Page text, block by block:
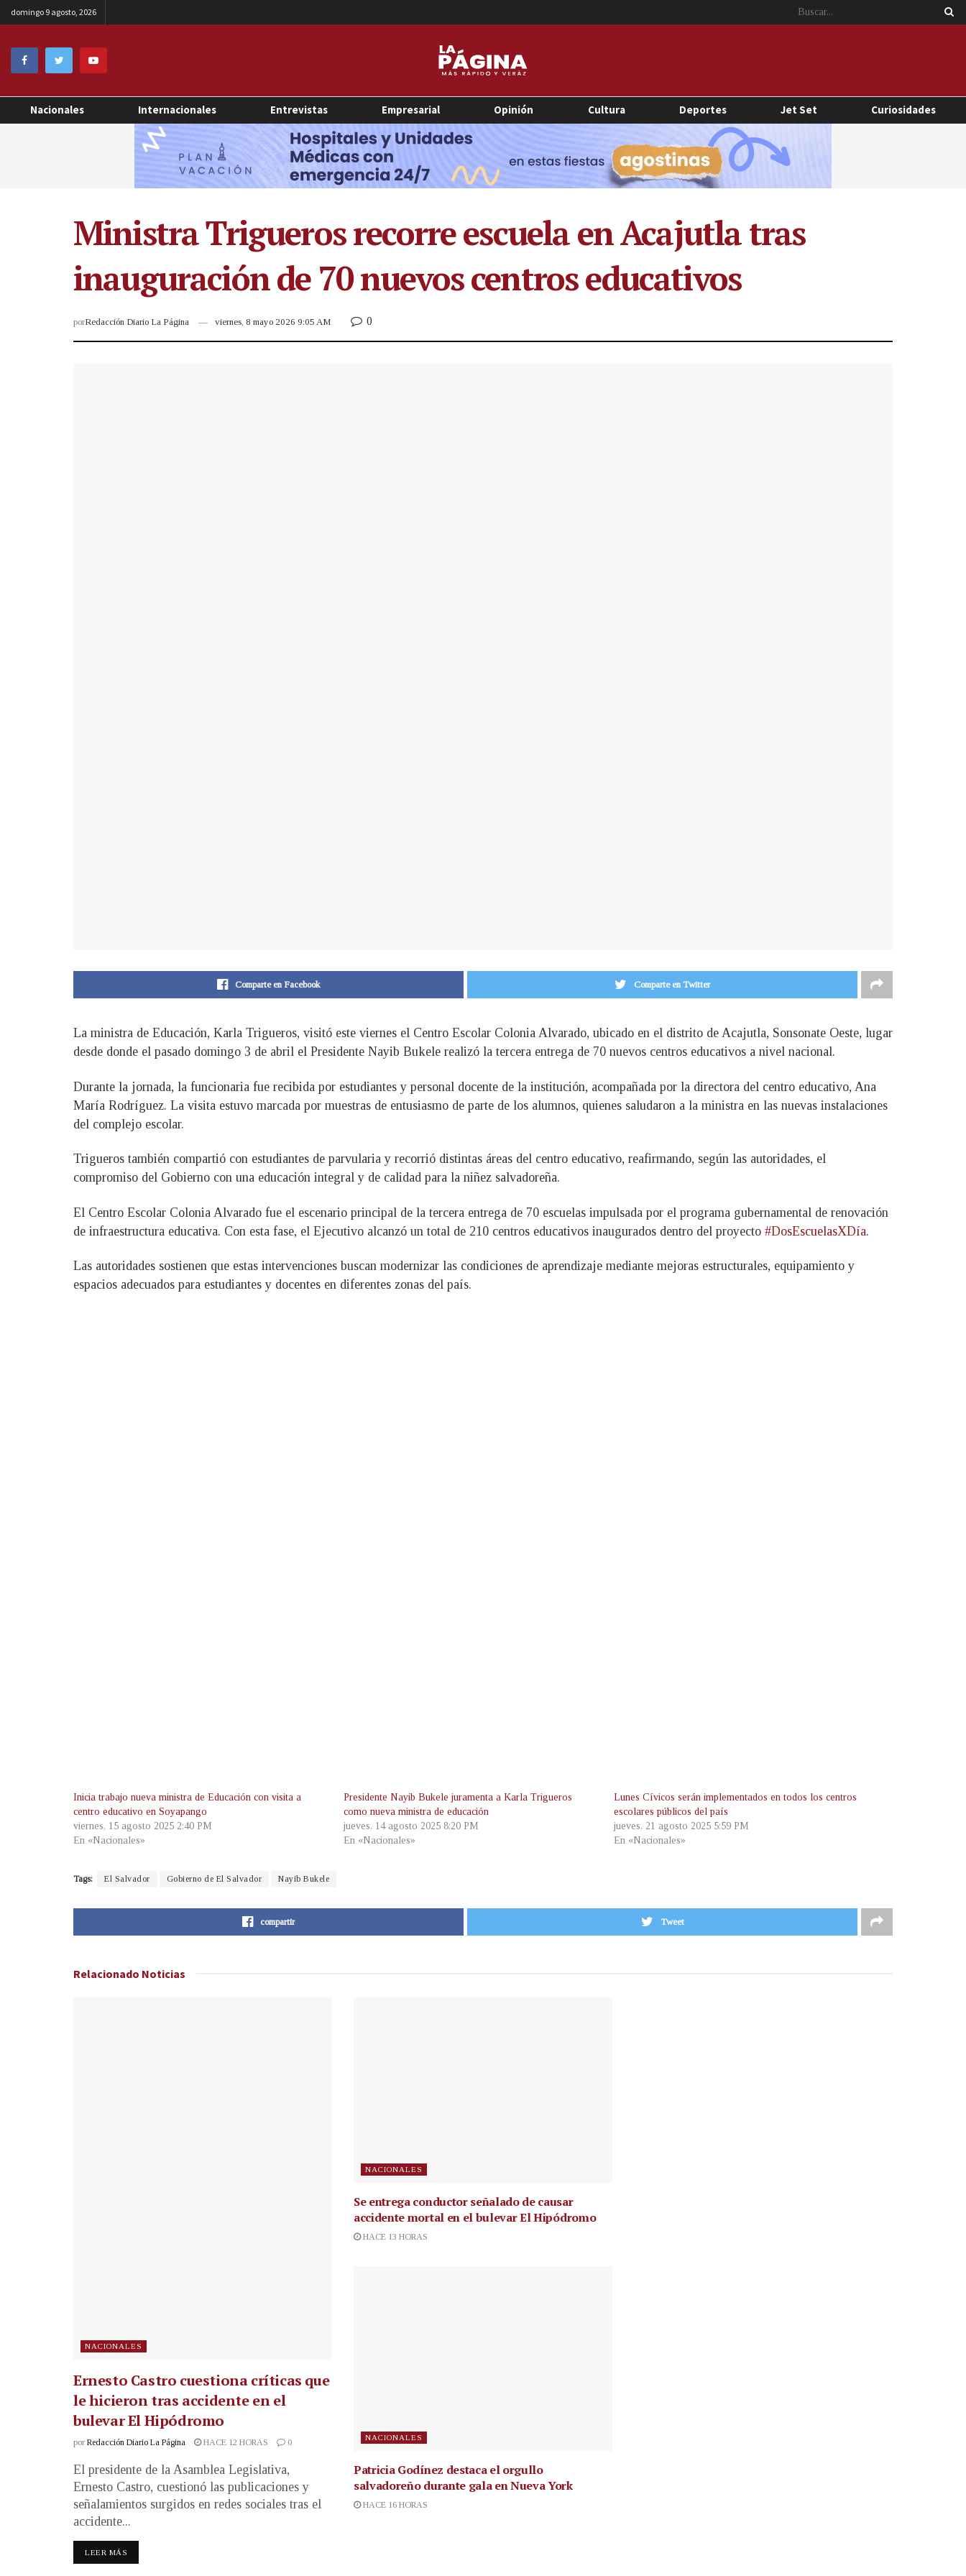
domingo 9 agosto, 2026
Nacionales Internacionales Entrevistas Empresarial Opinión Cultura Deportes Jet Set Curiosidades
Ministra Trigueros recorre escuela en Acajutla tras
inauguración de 70 nuevos centros educativos
porRedacción Diario La Página viernes, 8 mayo 2026 9:05 AM 0
Comparte en Facebook Comparte en Twitter
La ministra de Educación, Karla Trigueros, visitó este viernes el Centro Escolar Colonia Alvarado, ubicado en el distrito de Acajutla, Sonsonate Oeste, lugar
desde donde el pasado domingo 3 de abril el Presidente Nayib Bukele realizó la tercera entrega de 70 nuevos centros educativos a nivel nacional.
Durante la jornada, la funcionaria fue recibida por estudiantes y personal docente de la institución, acompañada por la directora del centro educativo, Ana
María Rodríguez. La visita estuvo marcada por muestras de entusiasmo de parte de los alumnos, quienes saludaron a la ministra en las nuevas instalaciones
del complejo escolar.
Trigueros también compartió con estudiantes de parvularia y recorrió distintas áreas del centro educativo, reafirmando, según las autoridades, el
compromiso del Gobierno con una educación integral y de calidad para la niñez salvadoreña.
El Centro Escolar Colonia Alvarado fue el escenario principal de la tercera entrega de 70 escuelas impulsada por el programa gubernamental de renovación
de infraestructura educativa. Con esta fase, el Ejecutivo alcanzó un total de 210 centros educativos inaugurados dentro del proyecto #DosEscuelasXDía.
Las autoridades sostienen que estas intervenciones buscan modernizar las condiciones de aprendizaje mediante mejoras estructurales, equipamiento y
espacios adecuados para estudiantes y docentes en diferentes zonas del país.
Inicia trabajo nueva ministra de Educación con visita a
centro educativo en Soyapango
viernes, 15 agosto 2025 2:40 PM
En «Nacionales»
Presidente Nayib Bukele juramenta a Karla Trigueros
como nueva ministra de educación
jueves, 14 agosto 2025 8:20 PM
En «Nacionales»
Lunes Cívicos serán implementados en todos los centros
escolares públicos del país
jueves, 21 agosto 2025 5:59 PM
En «Nacionales»
Tags: El Salvador Gobierno de El Salvador Nayib Bukele
compartir Tweet
Relacionado Noticias
NACIONALES
Ernesto Castro cuestiona críticas que
le hicieron tras accidente en el
bulevar El Hipódromo
por Redacción Diario La Página HACE 12 HORAS 0
El presidente de la Asamblea Legislativa,
Ernesto Castro, cuestionó las publicaciones y
señalamientos surgidos en redes sociales tras el
accidente...
LEER MÁS
NACIONALES
Se entrega conductor señalado de causar
accidente mortal en el bulevar El Hipódromo
HACE 13 HORAS
NACIONALES
Patricia Godínez destaca el orgullo
salvadoreño durante gala en Nueva York
HACE 16 HORAS